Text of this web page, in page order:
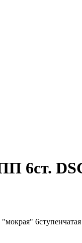
6ст.